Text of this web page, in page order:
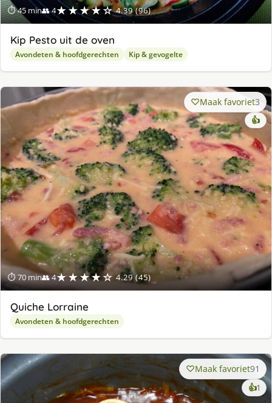
⏱ 45 min👥 4★★★★☆ 4.39 (96)
Kip Pesto uit de oven
Avondeten & hoofdgerechten Kip & gevogelte
⏱ 70 min👥 4★★★★☆ 4.29 (45)
Maak favoriet3
👍
Quiche Lorraine
Avondeten & hoofdgerechten
Maak favoriet91
👍1